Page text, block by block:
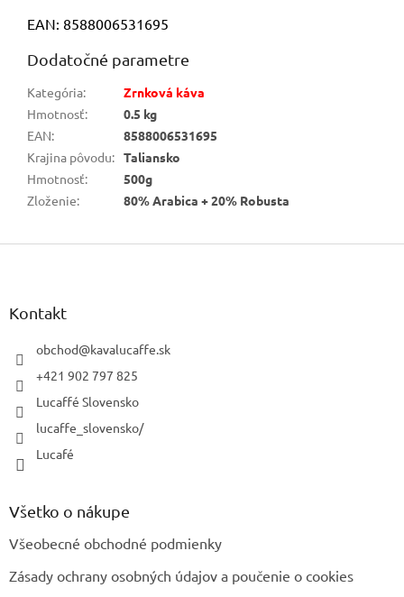
EAN: 8588006531695
Dodatočné parametre
Kategória:
Zrnková káva
Hmotnosť:
0.5 kg
EAN:
8588006531695
Krajina pôvodu: Taliansko
Hmotnosť:
500g
Zloženie: 80% Arabica + 20% Robusta
Z
Kontakt
obchod@kavalucaffe.sk
+421 902 797 825
Lucaffé Slovensko
lucaffe_slovensko/
Lucafé
Všetko o nákupe
Všeobecné obchodné podmienky
Zásady ochrany osobných údajov a poučenie o cookies